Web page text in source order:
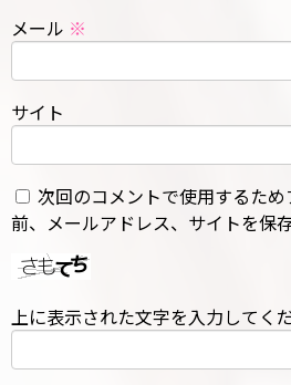
メール ※
サイト
次回のコメントで使用するた
前、メールアドレス、サイトを保存
上に表示された文字を入力してく